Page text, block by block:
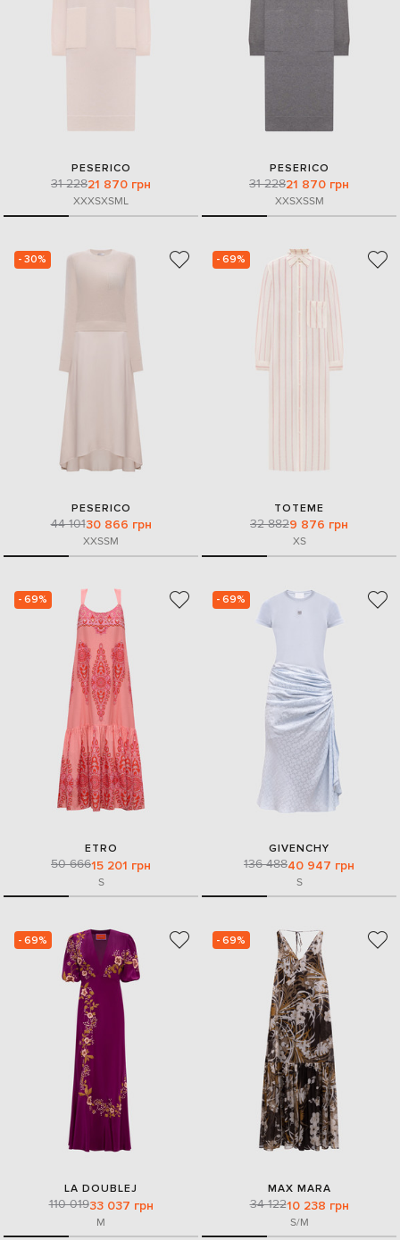
PESERICO
31 22821 870 грн
XXXSXSML
PESERICO
31 22821 870 грн
XXSXSSM
- 30%
PESERICO
44 10130 866 грн
XXSSM
- 69%
TOTEME
32 8829 876 грн
XS
- 69%
ETRO
50 66615 201 грн
S
- 69%
GIVENCHY
136 48840 947 грн
S
- 69%
LA DOUBLEJ
110 01933 037 грн
M
- 69%
MAX MARA
34 12210 238 грн
S/M